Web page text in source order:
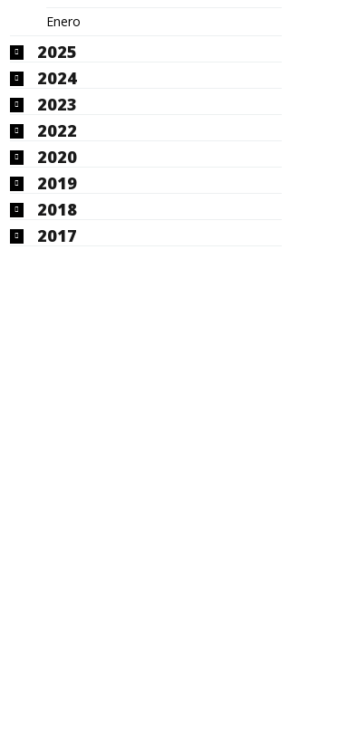
Enero
2025
2024
2023
2022
2020
2019
2018
2017